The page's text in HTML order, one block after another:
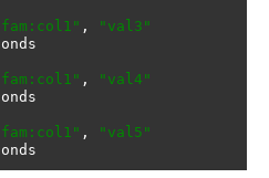
,
"val3"
,
"val4"
,
"val5"